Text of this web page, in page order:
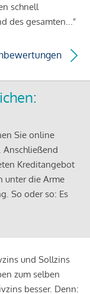
schnell
des gesamten..."
Sie online
Anschließend
Kreditangebot
unter die Arme
So oder so: Es
und Sollzins
zum selben
besser. Denn: